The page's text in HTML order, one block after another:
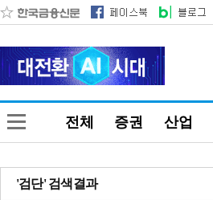
전체 증권 산업
'검단' 검색결과